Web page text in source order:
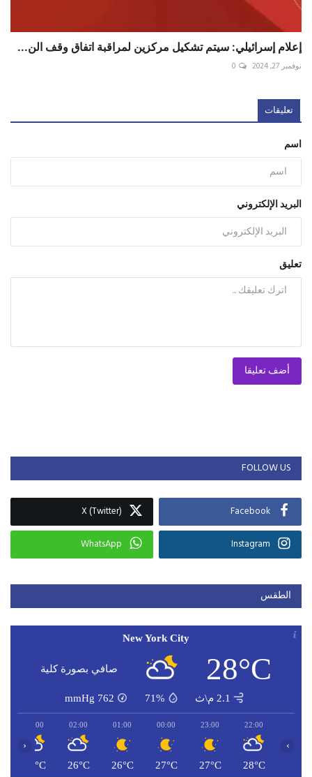
إعلام إسرائيلي: سيتم تشكيل مركزين لمراقبة اتفاق وقف الن...
نوفمبر 27, 2024 0
تعليقات
اسم
البريد الإلكتروني
تعليق
أضف تعليقا
FOLLOW US
Facebook
X (Twitter)
Instagram
WhatsApp
الطقس
New York City
28°C صافي بصورة كلية
2.1 م\ث 71%
762
mmHg
22:00
28°C
23:00
27°C
00:00
27°C
01:00
26°C
02:00
26°C
03:00
25°C
‹ ›